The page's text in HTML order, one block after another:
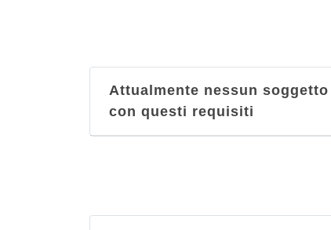
Attualmente nessun soggetto
con questi requisiti